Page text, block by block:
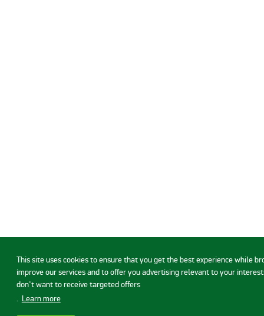
This site uses cookies to ensure that you get the best experience while
improve our services and to offer you advertising relevant to your
don't want to receive targeted offers
. Learn more